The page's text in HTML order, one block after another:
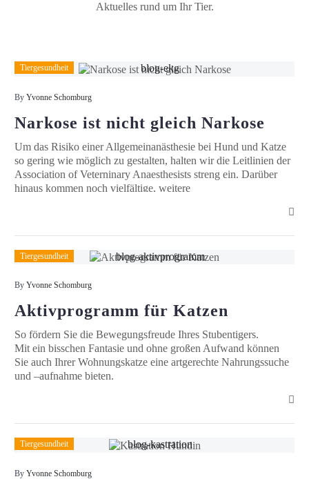
Aktuelles rund um Ihr Tier.
Narkose
Narkose
Tiergesundheit
By Yvonne Schomburg
Narkose ist nicht gleich Narkose
Um das Risiko einer Allgemeinanästhesie bei Hund und Katze
so gering wie möglich zu gestalten, halten wir die Leitlinien der
Association of Veterninary Anaesthesists streng ein. Darüber
hinaus kommen noch vielfältige, weitere
Aktivprogramm
Tiergesundheit
By Yvonne Schomburg
Aktivprogramm für Katzen
So fördern Sie die Bewegungsfreude Ihres Stubentigers.
Mit ein bisschen Fantasie und ohne großen Aufwand können
Sie auch Ihrer Wohnungskatze eine artgerechte Nahrungssuche
und –aufnahme bieten.
Kastration
Tiergesundheit
By Yvonne Schomburg